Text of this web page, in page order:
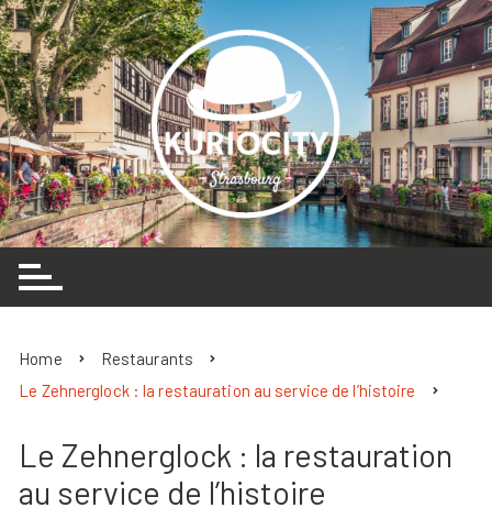
Skip
to
content
Home
Restaurants
Le Zehnerglock : la restauration au service de l’histoire
Le Zehnerglock : la restauration
au service de l’histoire